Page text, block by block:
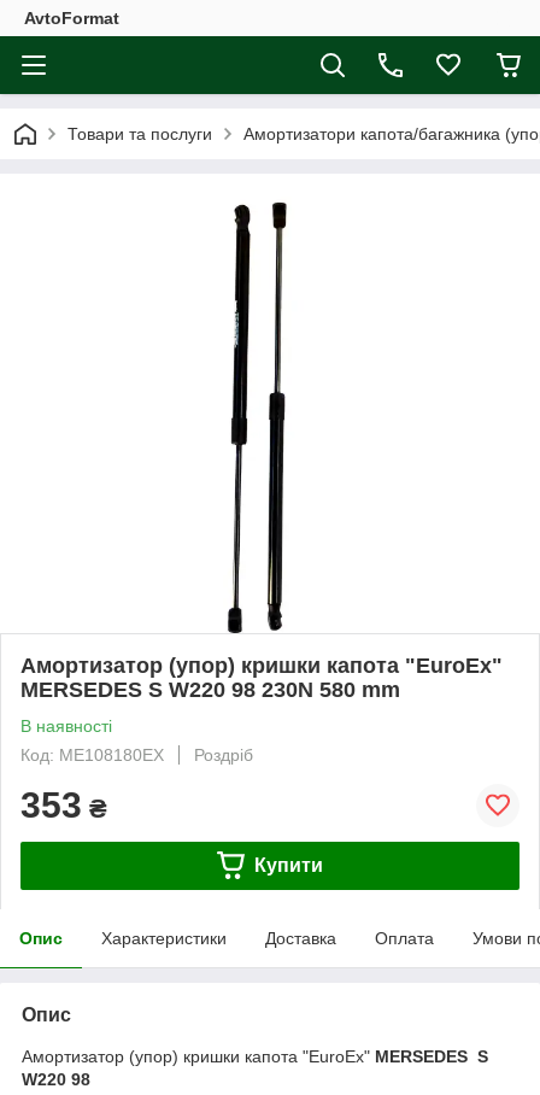
AvtoFormat
Товари та послуги Амортизатори капота/багажника
Амортизатор (упор) кришки капота "EuroEx"
MERSEDES S W220 98 230N 580 mm
В наявності
Код: ME108180EX
Роздріб
353 ₴
Купити
Опис Характеристики Доставка Оплата Умови
Опис
Амортизатор (упор) кришки капота "EuroEx" MERSEDES S
W220 98